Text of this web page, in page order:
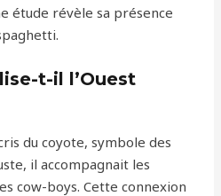
étude révèle sa présence
t-il l’Ouest
du coyote, symbole des
il accompagnait les
cow-boys. Cette connexion